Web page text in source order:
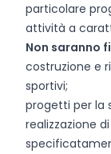
particolare
attività a
Non saranno
costruzione e
sportivi;
progetti per la
realizzazione